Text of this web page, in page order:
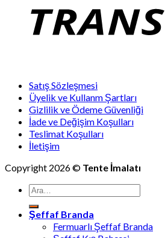
Satış Sözleşmesi
Üyelik ve Kullanm Şartları
Gizlilik ve Ödeme Güvenliği
İade ve Değişim Koşulları
Teslimat Koşulları
İletişim
Copyright 2026 © Tente İmalatı
Ara:
Şeffaf Branda
Fermuarlı Şeffaf Branda